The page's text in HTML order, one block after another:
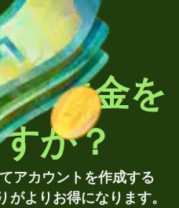
外送金を
か？
アカウントを作成する
がよりお得になります。